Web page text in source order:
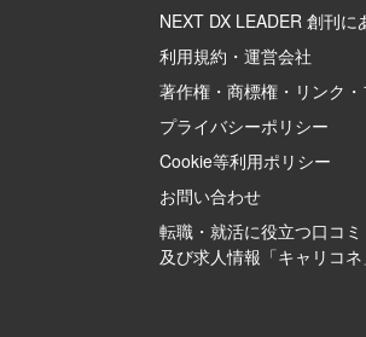
NEXT DX LEADER 創刊に
利用規約・運営会社
著作権・商標権・リンク・
プライバシーポリシー
Cookie等利用ポリシー
お問い合わせ
転職・就活に役立つ口コ
及び求人情報「キャリコネ